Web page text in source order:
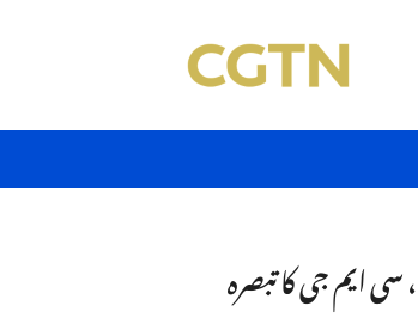
سی ایم جی کا تبصرہ